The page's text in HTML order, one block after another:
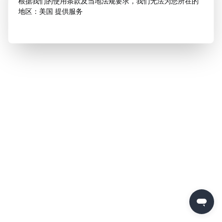
地区：美国 提供服务